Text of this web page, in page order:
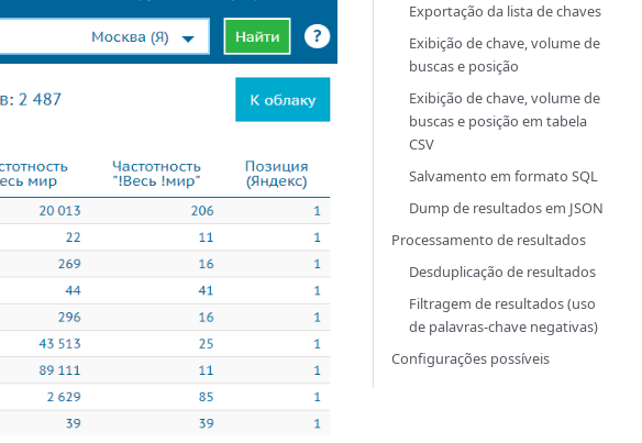
Exportação da lista de chaves
Exibição de chave, volume de
buscas e posição
Exibição de chave, volume de
buscas e posição em tabela
CSV
Salvamento em formato SQL
Dump de resultados em JSON
Processamento de resultados
Desduplicação de resultados
Filtragem de resultados (uso
de palavras-chave negativas)
Configurações possíveis